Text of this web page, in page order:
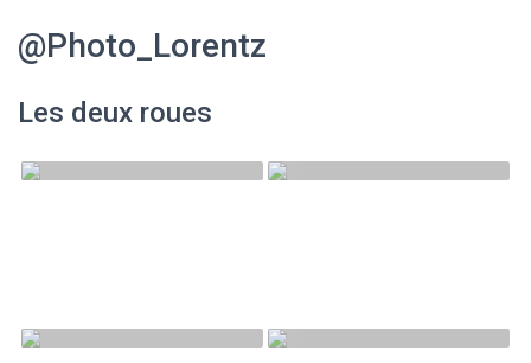
@Photo_Lorentz
Les deux roues